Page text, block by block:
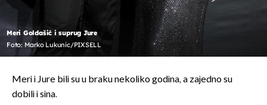
Meri Goldašić i suprug Jure
Foto: Marko Lukunic/PIXSELL
Meri i Jure bili su u braku nekoliko godina, a zajedno su
dobili i sina.